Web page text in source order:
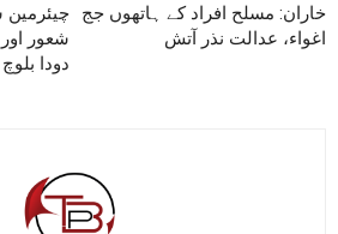
شعور
دودا بلوچ
خاران: مسلح افراد کے ہاتھوں جج
اغواء، عدالت نذر آتش